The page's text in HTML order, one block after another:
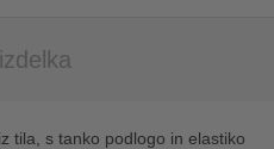
tila, s tanko podlogo in elastiko